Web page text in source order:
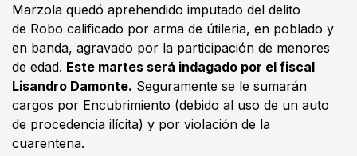
Marzola quedó aprehendido imputado del delito
de Robo calificado por arma de útileria, en poblado y
en banda, agravado por la participación de menores
de edad. Este martes será indagado por el fiscal
Lisandro Damonte. Seguramente se le sumarán
cargos por Encubrimiento (debido al uso de un auto
de procedencia ilícita) y por violación de la
cuarentena.